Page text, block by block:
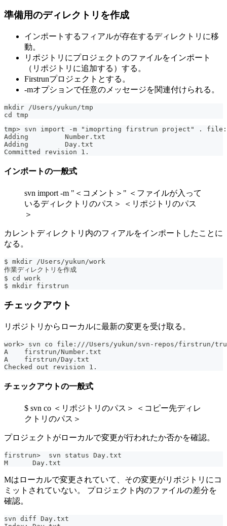
準備用のディレクトリを作成
インポートするフィアルが存在するディレクトリに移
動。
リポジトリにプロジェクトのファイルをインポート
（リポジトリに追加する）する。
Firstrunプロジェクトとする。
-mオプションで任意のメッセージを関連付けられる。
mkdir /Users/yukun/tmp
cd tmp
tmp> svn import -m "imoprting firstrun project" .
Adding         Number.txt
Adding         Day.txt
Committed revision 1.
インポートの一般式
svn import -m "＜コメント＞" ＜ファイルが入って
いるディレクトリのパス＞ ＜リポジトリのパス
＞
カレントディレクトリ内のフィアルをインポートしたことに
なる。
$ mkdir /Users/yukun/work
作業ディレクトリを作成
$ cd work
$ mkdir firstrun
チェックアウト
リポジトリからローカルに最新の変更を受け取る。
work> svn co file:///Users/yukun/svn-repos/firstrun/
A    firstrun/Number.txt
A    firstrun/Day.txt
Checked out revision 1.
チェックアウトの一般式
$ svn co ＜リポジトリのパス＞ ＜コピー先ディレ
クトリのパス＞
プロジェクトがローカルで変更が行われたか否かを確認。
firstrun>  svn status Day.txt
M      Day.txt
Mはローカルで変更されていて、その変更がリポジトリにコ
ミットされていない。 プロジェクト内のファイルの差分を
確認。
svn diff Day.txt